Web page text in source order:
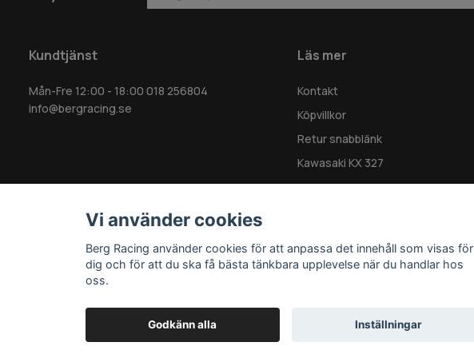
Kundtjänst
Mån-Fre 12:00 - 18:00 018 256804
info@bergracing.se
Läs mer
Kontakt
Köpvillkor
Retur snabblänk
Kawasaki KX 327
Vi använder cookies
Berg Racing använder cookies för att anpassa det innehåll som visas för
dig och för att du ska få bästa tänkbara upplevelse när du handlar hos
oss.
Godkänn alla Inställningar